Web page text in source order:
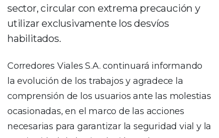
sector, circular con extrema precaución y
utilizar exclusivamente los desvíos
habilitados.
Corredores Viales S.A. continuará informando
la evolución de los trabajos y agradece la
comprensión de los usuarios ante las molestias
ocasionadas, en el marco de las acciones
necesarias para garantizar la seguridad vial y la